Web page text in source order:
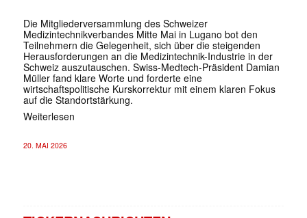
Die Mitgliederversammlung des Schweizer
Medizintechnikverbandes Mitte Mai in Lugano bot den
Teilnehmern die Gelegenheit, sich über die steigenden
Herausforderungen an die Medizintechnik-Industrie in der
Schweiz auszutauschen. Swiss-Medtech-Präsident Damian
Müller fand klare Worte und forderte eine
wirtschaftspolitische Kurskorrektur mit einem klaren Fokus
auf die Standortstärkung.
Weiterlesen
20. MAI 2026